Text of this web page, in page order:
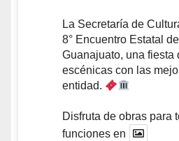
La Secretaría de
8° Encuentro Estatal
Guanajuato, una fiesta
escénicas con las
entidad.
Disfruta de obras para
funciones en